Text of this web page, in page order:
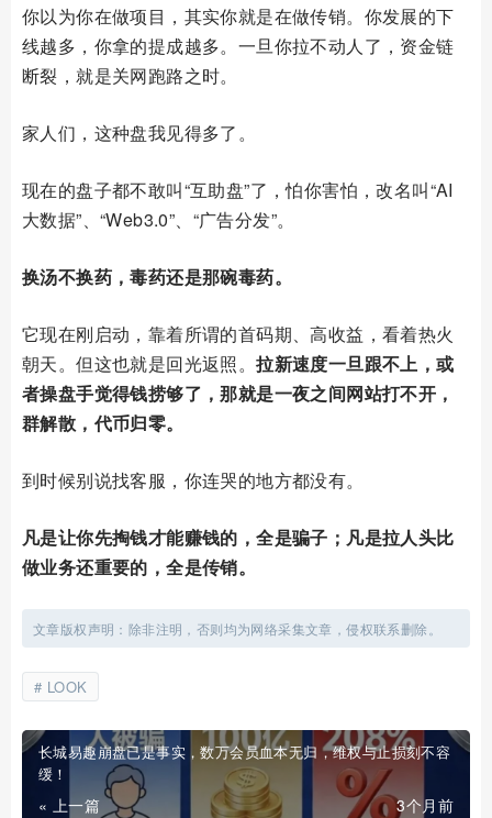
你以为你在做项目，其实你就是在做传销。你发展的下
线越多，你拿的提成越多。一旦你拉不动人了，资金链
断裂，就是关网跑路之时。
家人们，这种盘我见得多了。
现在的盘子都不敢叫“互助盘”了，怕你害怕，改名叫“AI
大数据”、“Web3.0”、“广告分发”。
换汤不换药，毒药还是那碗毒药。
它现在刚启动，靠着所谓的首码期、高收益，看着热火
朝天。但这也就是回光返照。拉新速度一旦跟不上，或
者操盘手觉得钱捞够了，那就是一夜之间网站打不开，
群解散，代币归零。
到时候别说找客服，你连哭的地方都没有。
凡是让你先掏钱才能赚钱的，全是骗子；凡是拉人头比
做业务还重要的，全是传销。
文章版权声明：除非注明，否则均为网络采集文章，侵权联系删除。
LOOK
长城易趣崩盘已是事实，数万会员血本无归，维权与止损刻不容
缓！
« 上一篇 3个月前